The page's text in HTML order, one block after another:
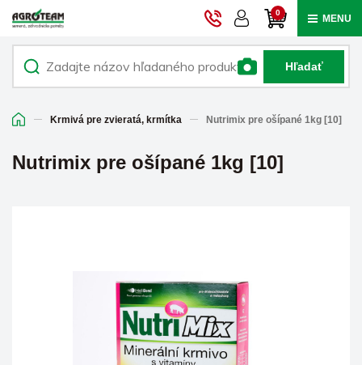
0 MENU
Hľadať
Krmivá pre zvieratá, krmítka Nutrimix pre ošípané 1kg [10]
Nutrimix pre ošípané 1kg [10]